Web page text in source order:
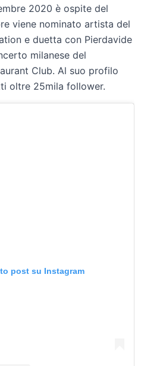
2020 è ospite del
viene nominato artista del
e duetta con Pierdavide
milanese del
Club. Al suo profilo
oltre 25mila follower.
post su Instagram